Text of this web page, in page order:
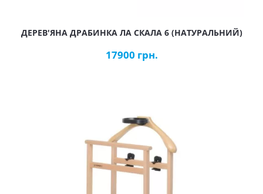
ДЕРЕВ'ЯНА ДРАБИНКА ЛА СКАЛА 6 (НАТУРАЛЬНИЙ)
17900 грн.